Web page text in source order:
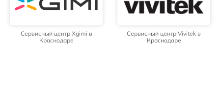
Сервисный центр Xgimi в
Краснодаре
Сервисный центр Vivitek в
Краснодаре